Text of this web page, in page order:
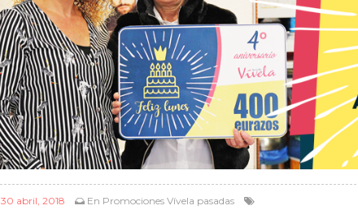
30 abril, 2018 En Promociones Vívela pasadas